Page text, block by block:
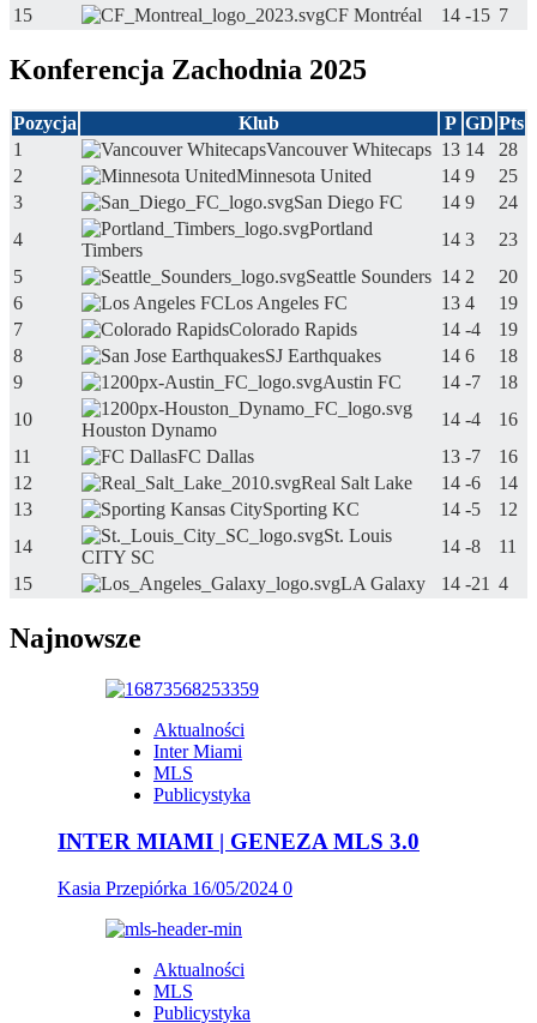
15
CF Montréal 14 -15 7
Konferencja Zachodnia 2025
Pozycja Klub P GD Pts
1
Vancouver Whitecaps 13 14
28
2
Minnesota United 14 9
25
3
San Diego FC 14 9
24
4
Portland
Timbers
14 3
23
5
Seattle Sounders 14 2
20
6
Los Angeles FC 13 4
19
7
Colorado Rapids 14 -4
19
8
SJ Earthquakes 14 6
18
9
Austin FC 14 -7
18
10
Houston Dynamo
14 -4
16
11
FC Dallas 13 -7
16
12
Real Salt Lake 14 -6
14
13
Sporting KC 14 -5
12
14
St. Louis
CITY SC
14 -8
11
15
LA Galaxy 14 -21 4
Najnowsze
Aktualności
Inter Miami
MLS
Publicystyka
INTER MIAMI | GENEZA MLS 3.0
Kasia Przepiórka 16/05/2024 0
Aktualności
MLS
Publicystyka